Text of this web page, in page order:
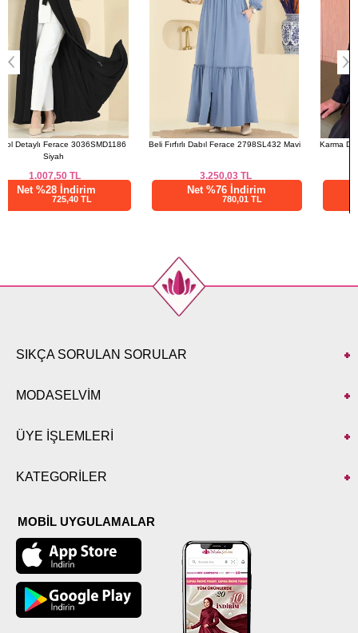
Beli Fırfırlı Dabıl Ferace 2798SL432 Mavi
3.250,03
Net %76 İndirim
Karma Desen Soft Şal 236AFV475 Koyu
462,50
Net %28 İndirim
SIKÇA SORULAN SORULAR
MODASELVİM
ÜYE İŞLEMLERİ
KATEGORİLER
MOBİL UYGULAMALAR